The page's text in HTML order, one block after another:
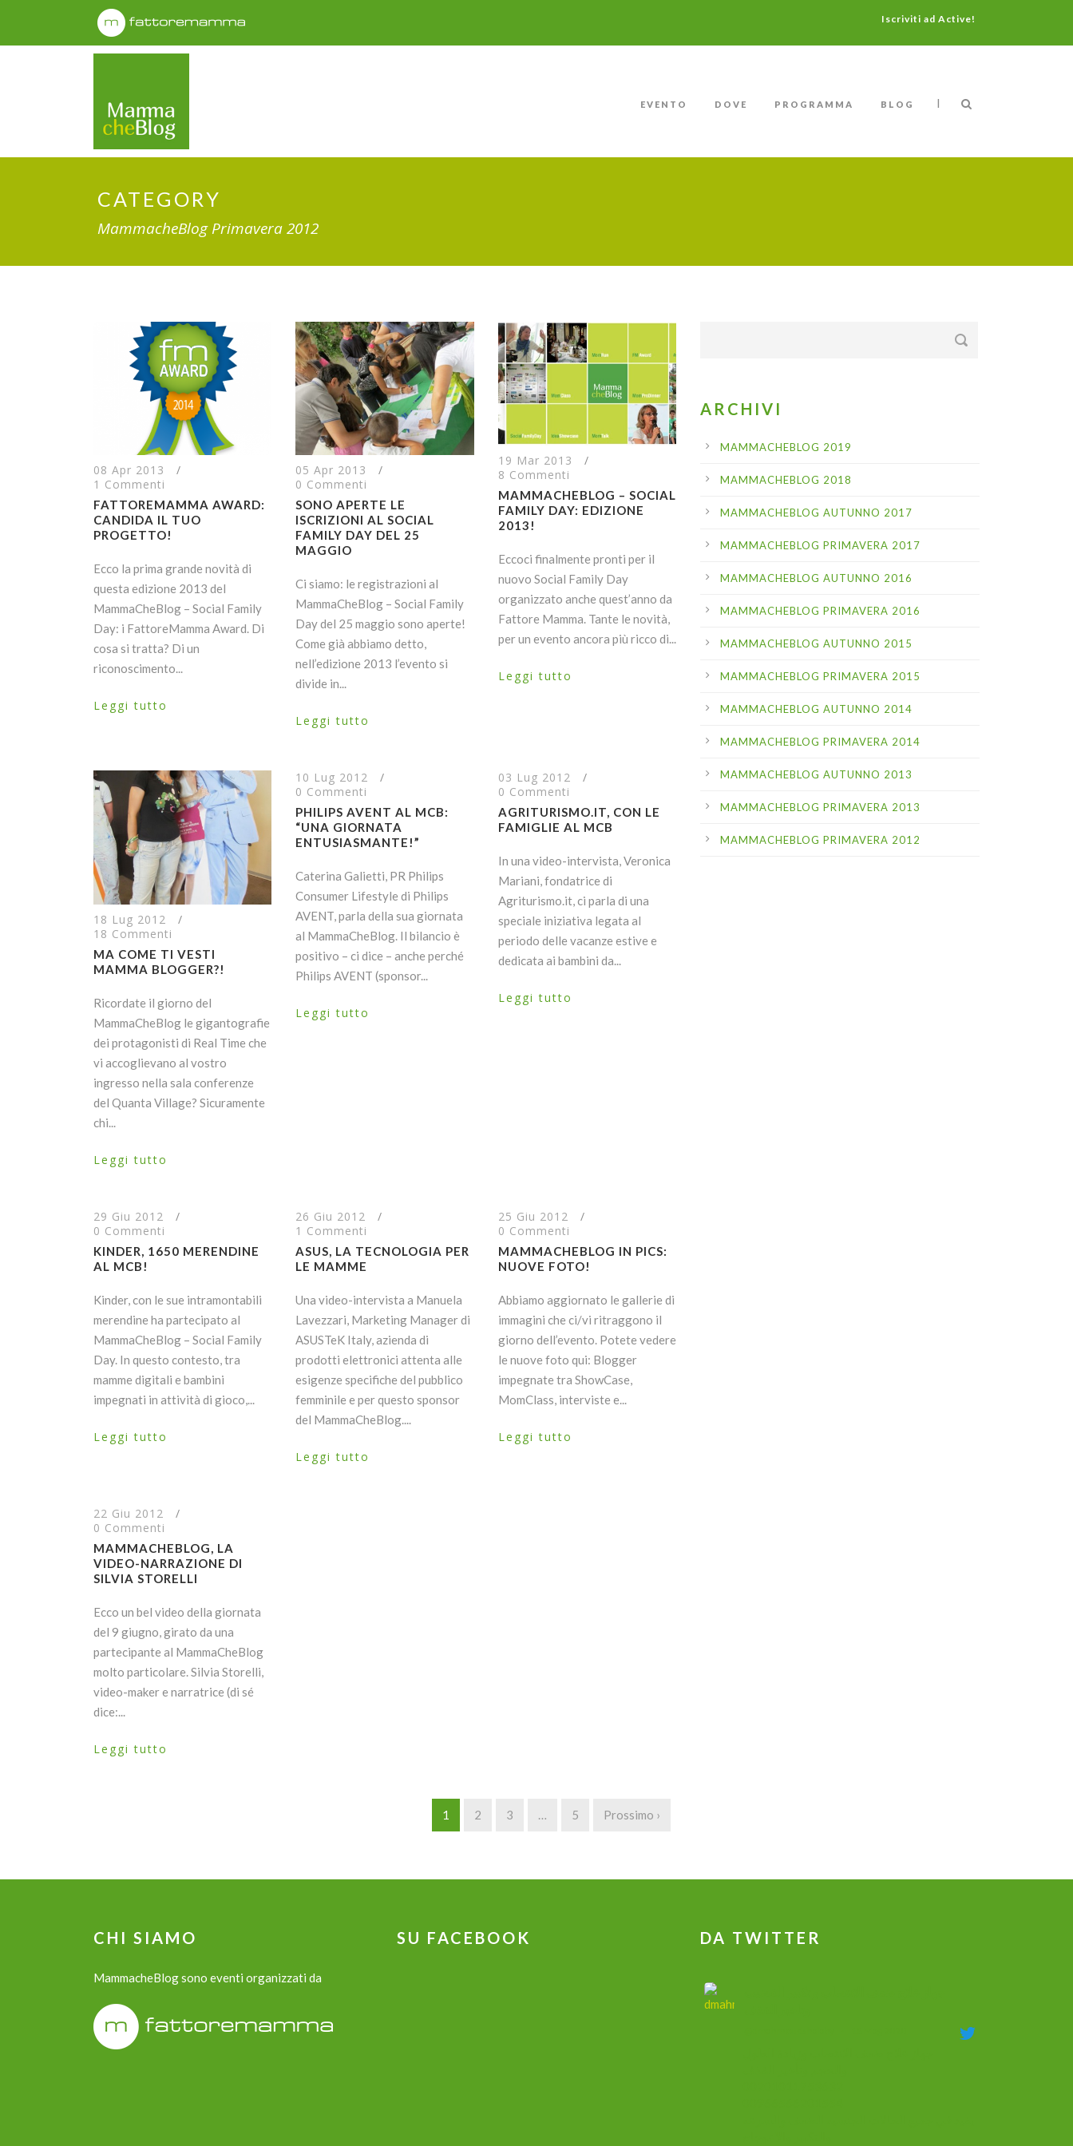
Iscriviti ad Active!
EVENTO DOVE PROGRAMMA BLOG |
CATEGORY
MammacheBlog Primavera 2012
08 Apr 2013
/
1 Commenti
FATTOREMAMMA AWARD:
CANDIDA IL TUO
PROGETTO!
Ecco la prima grande novità di
questa edizione 2013 del
MammaCheBlog – Social Family
Day: i FattoreMamma Award. Di
cosa si tratta? Di un
riconoscimento...
Leggi tutto
05 Apr 2013
/
0 Commenti
SONO APERTE LE
ISCRIZIONI AL SOCIAL
FAMILY DAY DEL 25
MAGGIO
Ci siamo: le registrazioni al
MammaCheBlog – Social Family
Day del 25 maggio sono aperte!
Come già abbiamo detto,
nell’edizione 2013 l’evento si
divide in...
Leggi tutto
19 Mar 2013
/
8 Commenti
MAMMACHEBLOG – SOCIAL
FAMILY DAY: EDIZIONE
2013!
Eccoci finalmente pronti per il
nuovo Social Family Day
organizzato anche quest’anno da
Fattore Mamma. Tante le novità,
per un evento ancora più ricco di...
Leggi tutto
18 Lug 2012
/
18 Commenti
MA COME TI VESTI
MAMMA BLOGGER?!
Ricordate il giorno del
MammaCheBlog le gigantografie
dei protagonisti di Real Time che
vi accoglievano al vostro
ingresso nella sala conferenze
del Quanta Village? Sicuramente
chi...
Leggi tutto
10 Lug 2012
/
0 Commenti
PHILIPS AVENT AL MCB:
“UNA GIORNATA
ENTUSIASMANTE!”
Caterina Galietti, PR Philips
Consumer Lifestyle di Philips
AVENT, parla della sua giornata
al MammaCheBlog. Il bilancio è
positivo – ci dice – anche perché
Philips AVENT (sponsor...
Leggi tutto
03 Lug 2012
/
0 Commenti
AGRITURISMO.IT, CON LE
FAMIGLIE AL MCB
In una video-intervista, Veronica
Mariani, fondatrice di
Agriturismo.it, ci parla di una
speciale iniziativa legata al
periodo delle vacanze estive e
dedicata ai bambini da...
Leggi tutto
29 Giu 2012
/
0 Commenti
KINDER, 1650 MERENDINE
AL MCB!
Kinder, con le sue intramontabili
merendine ha partecipato al
MammaCheBlog – Social Family
Day. In questo contesto, tra
mamme digitali e bambini
impegnati in attività di gioco,...
Leggi tutto
26 Giu 2012
/
1 Commenti
ASUS, LA TECNOLOGIA PER
LE MAMME
Una video-intervista a Manuela
Lavezzari, Marketing Manager di
ASUSTeK Italy, azienda di
prodotti elettronici attenta alle
esigenze specifiche del pubblico
femminile e per questo sponsor
del MammaCheBlog....
Leggi tutto
25 Giu 2012
/
0 Commenti
MAMMACHEBLOG IN PICS:
NUOVE FOTO!
Abbiamo aggiornato le gallerie di
immagini che ci/vi ritraggono il
giorno dell’evento. Potete vedere
le nuove foto qui: Blogger
impegnate tra ShowCase,
MomClass, interviste e...
Leggi tutto
22 Giu 2012
/
0 Commenti
MAMMACHEBLOG, LA
VIDEO-NARRAZIONE DI
SILVIA STORELLI
Ecco un bel video della giornata
del 9 giugno, girato da una
partecipante al MammaCheBlog
molto particolare. Silvia Storelli,
video-maker e narratrice (di sé
dice:...
Leggi tutto
1 2 3 … 5 Prossimo ›
ARCHIVI
MAMMACHEBLOG 2019
MAMMACHEBLOG 2018
MAMMACHEBLOG AUTUNNO 2017
MAMMACHEBLOG PRIMAVERA 2017
MAMMACHEBLOG AUTUNNO 2016
MAMMACHEBLOG PRIMAVERA 2016
MAMMACHEBLOG AUTUNNO 2015
MAMMACHEBLOG PRIMAVERA 2015
MAMMACHEBLOG AUTUNNO 2014
MAMMACHEBLOG PRIMAVERA 2014
MAMMACHEBLOG AUTUNNO 2013
MAMMACHEBLOG PRIMAVERA 2013
MAMMACHEBLOG PRIMAVERA 2012
CHI SIAMO
MammacheBlog sono eventi organizzati da
SU FACEBOOK DA TWITTER